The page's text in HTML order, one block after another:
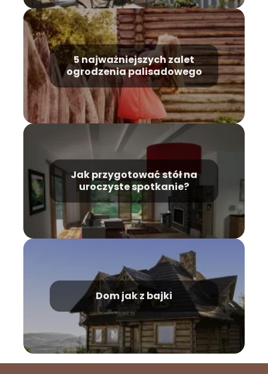
5 najważniejszych zalet
ogrodzenia palisadowego
Jak przygotować stół na
uroczyste spotkanie?
Dom jak z bajki